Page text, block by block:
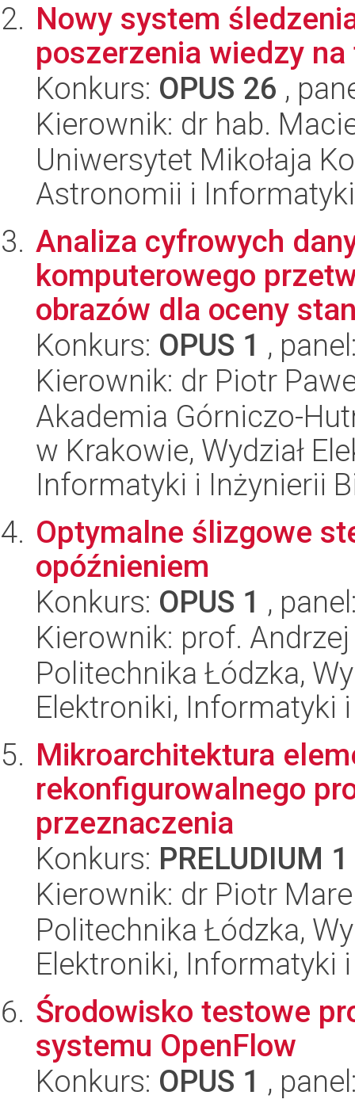
Nowy system
poszerzenia wiedzy
Konkurs: OPUS 26 ,
Kierownik: dr hab.
Uniwersytet Mikołaja
Astronomii i
Analiza cyfrowych
komputerowego
obrazów dla oceny
Konkurs: OPUS 1 ,
Kierownik: dr Piotr
Akademia Górniczo-
w Krakowie, Wydział
Informatyki i Inżynierii
Optymalne ślizgowe
opóźnieniem
Konkurs: OPUS 1 ,
Kierownik: prof.
Politechnika Łódzka,
Elektroniki, Informatyki
Mikroarchitektura
rekonfigurowalnego
przeznaczenia
Konkurs: PRELUDIUM 1
Kierownik: dr Piotr
Politechnika Łódzka,
Elektroniki, Informatyki
Środowisko testowe
systemu OpenFlow
Konkurs: OPUS 1 ,